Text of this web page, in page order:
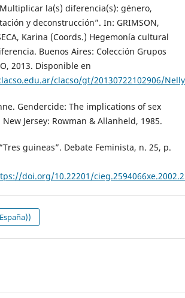
la(s) diferencia(s): género,
y deconstrucción”. In: GRIMSON,
Karina (Coords.) Hegemonía cultural
Buenos Aires: Colección Grupos
2013. Disponible en
clacso/gt/20130722102906/
Gendercide: The implications of sex
Jersey: Rowman & Allanheld, 1985.
guineas”. Debate Feminista, n. 25, p.
doi.org/10.22201/